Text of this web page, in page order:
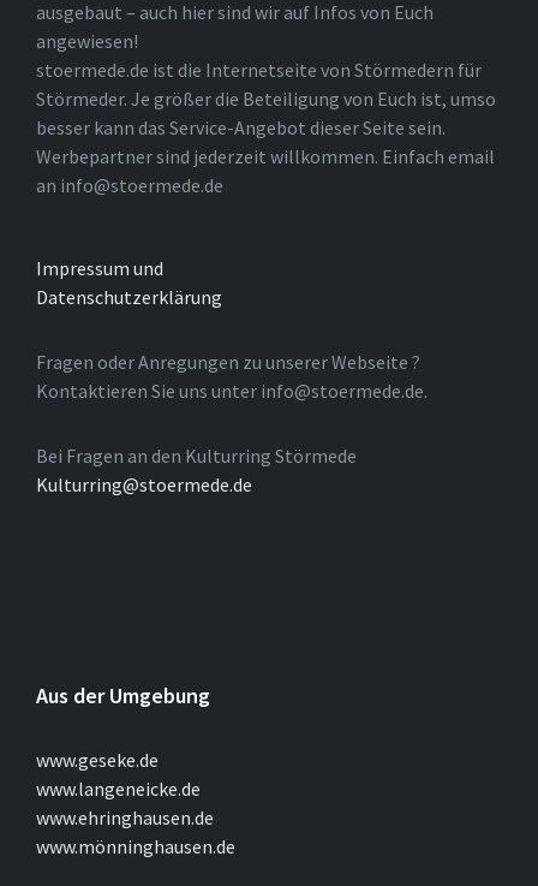
ausgebaut – auch hier sind wir auf Infos von Euch
angewiesen!
stoermede.de ist die Internetseite von Störmedern für
Störmeder. Je größer die Beteiligung von Euch ist, umso
besser kann das Service-Angebot dieser Seite sein.
Werbepartner sind jederzeit willkommen. Einfach email
an info@stoermede.de
Impressum und
Datenschutzerklärung
Fragen oder Anregungen zu unserer Webseite ?
Kontaktieren Sie uns unter info@stoermede.de.
Bei Fragen an den Kulturring Störmede
Kulturring@stoermede.de
Aus der Umgebung
www.geseke.de
www.langeneicke.de
www.ehringhausen.de
www.mönninghausen.de